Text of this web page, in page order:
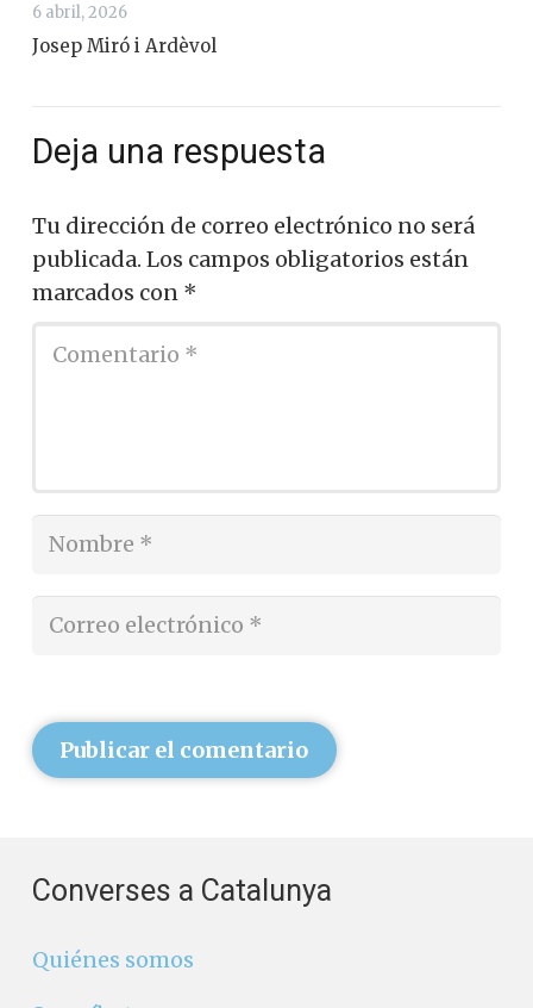
6 abril, 2026
Josep Miró i Ardèvol
Deja una respuesta
Tu dirección de correo electrónico no será
publicada. Los campos obligatorios están
marcados con *
Publicar el comentario
Converses a Catalunya
Quiénes somos